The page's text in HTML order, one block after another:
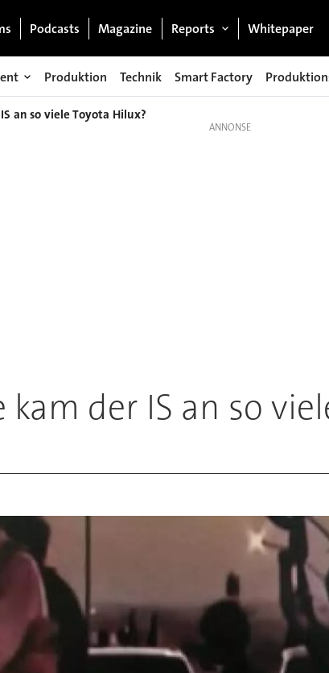
Podcasts Magazine Reports Whitepaper
Produktion Technik Smart Factory
an so viele Toyota Hilux?
der IS an so